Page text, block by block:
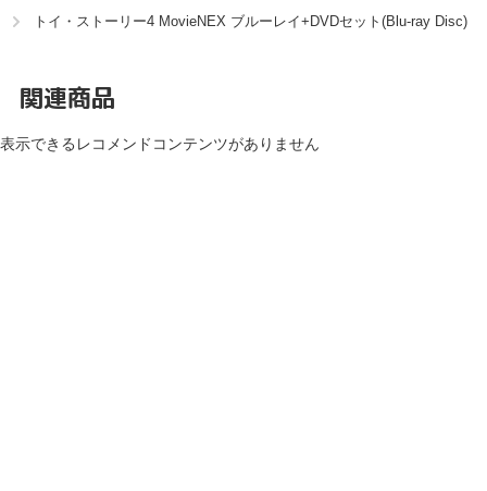
トイ・ストーリー4 MovieNEX ブルーレイ+DVDセット(Blu-ray Disc)
関連商品
表示できるレコメンドコンテンツがありません